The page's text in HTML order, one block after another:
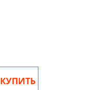
КУПИТЬ